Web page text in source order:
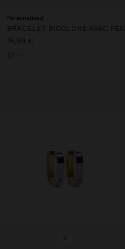
Personalized
15,99 €
+